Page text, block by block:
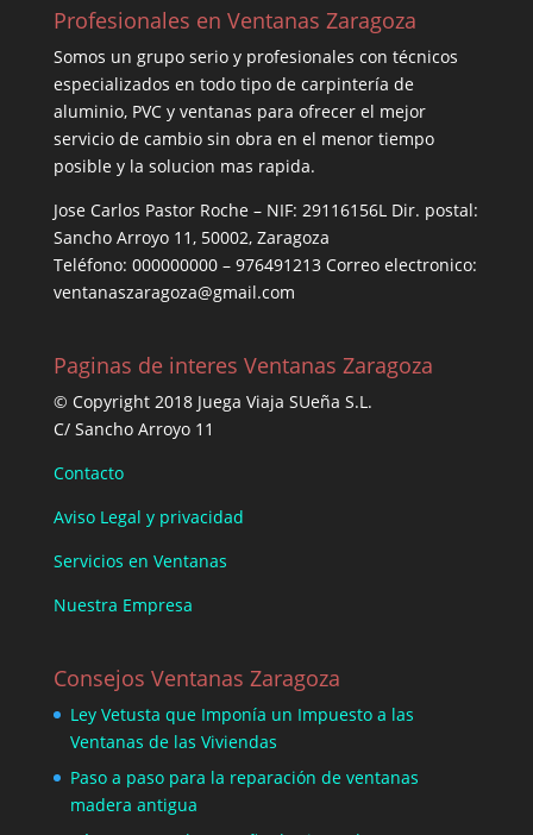
Profesionales en Ventanas Zaragoza
Somos un grupo serio y profesionales con técnicos
especializados en todo tipo de carpintería de
aluminio, PVC y ventanas para ofrecer el mejor
servicio de cambio sin obra en el menor tiempo
posible y la solucion mas rapida.
Jose Carlos Pastor Roche – NIF: 29116156L Dir. postal:
Sancho Arroyo 11, 50002, Zaragoza
Teléfono: 000000000 – 976491213 Correo electronico:
ventanaszaragoza@gmail.com
Paginas de interes Ventanas Zaragoza
© Copyright 2018 Juega Viaja SUeña S.L.
C/ Sancho Arroyo 11
Contacto
Aviso Legal y privacidad
Servicios en Ventanas
Nuestra Empresa
Consejos Ventanas Zaragoza
Ley Vetusta que Imponía un Impuesto a las
Ventanas de las Viviendas
Paso a paso para la reparación de ventanas
madera antigua